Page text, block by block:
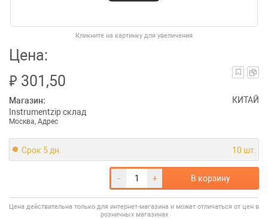
Кликните на картинку для увеличения
Цена:
₽ 301,50
Магазин:
Instrumentzip склад
Москва, Адрес
КИТАЙ
Срок 5 дн. 10 шт.
- + В корзину
Цена действительна только для интернет-магазина и может отличаться от цен в
розничных магазинах